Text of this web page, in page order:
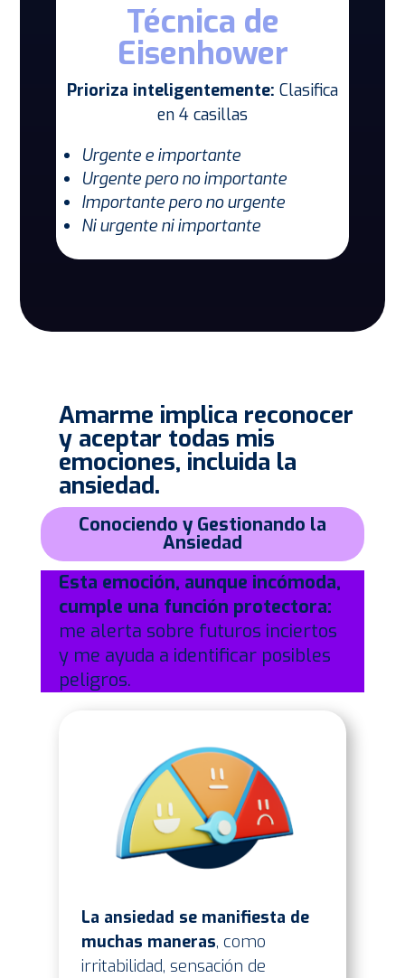
Técnica de
Eisenhower
Prioriza inteligentemente: Clasifica
en 4 casillas
Urgente e importante
Urgente pero no importante
Importante pero no urgente
Ni urgente ni importante
Amarme implica reconocer
y aceptar todas mis
emociones, incluida la
ansiedad.
Conociendo y Gestionando la
Ansiedad
Esta emoción, aunque incómoda,
cumple una función protectora:
me alerta sobre futuros inciertos
y me ayuda a identificar posibles
peligros.
La ansiedad se manifiesta de
muchas maneras, como
irritabilidad, sensación de